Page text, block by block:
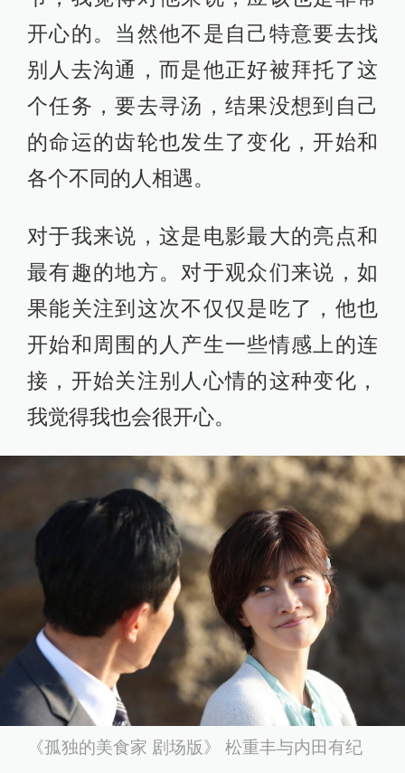
开心的。当然他不是自己特意要去找
别人去沟通，而是他正好被拜托了这
个任务，要去寻汤，结果没想到自己
的命运的齿轮也发生了变化，开始和
各个不同的人相遇。
对于我来说，这是电影最大的亮点和
最有趣的地方。对于观众们来说，如
果能关注到这次不仅仅是吃了，他也
开始和周围的人产生一些情感上的连
接，开始关注别人心情的这种变化，
我觉得我也会很开心。
《孤独的美食家 剧场版》 松重丰与内田有纪